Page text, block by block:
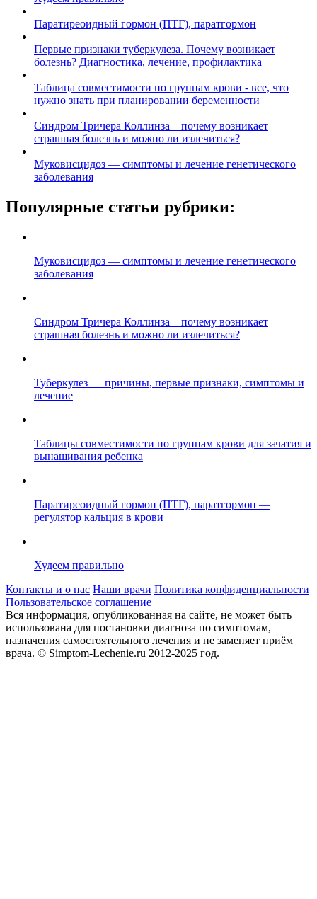
Паратиреоидный гормон (ПТГ), паратгормон
Первые признаки туберкулеза. Почему возникает
болезнь? Диагностика, лечение, профилактика
Таблица совместимости по группам крови - все, что
нужно знать при планировании беременности
Синдром Тричера Коллинза – почему возникает
страшная болезнь и можно ли излечиться?
Муковисцидоз — симптомы и лечение генетического
заболевания
Популярные статьи рубрики:
Муковисцидоз — симптомы и лечение генетического
заболевания
Синдром Тричера Коллинза – почему возникает
страшная болезнь и можно ли излечиться?
Туберкулез — причины, первые признаки, симптомы и
лечение
Таблицы совместимости по группам крови для зачатия и
вынашивания ребенка
Паратиреоидный гормон (ПТГ), паратгормон —
регулятор кальция в крови
Худеем правильно
Контакты и о нас Наши врачи Политика конфиденциальности
Пользовательское соглашение
Вся информация, опубликованная на сайте, не может быть
использована для постановки диагноза по симптомам,
назначения самостоятельного лечения и не заменяет приём
врача. © Simptom-Lechenie.ru 2012-2025 год.